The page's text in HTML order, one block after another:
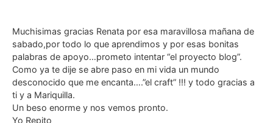
Muchisimas gracias Renata por esa maravillosa mañana de
sabado,por todo lo que aprendimos y por esas bonitas
palabras de apoyo…prometo intentar “el proyecto blog”.
Como ya te dije se abre paso en mi vida un mundo
desconocido que me encanta….”el craft” !!! y todo gracias a
ti y a Mariquilla.
Un beso enorme y nos vemos pronto.
Yo Repito